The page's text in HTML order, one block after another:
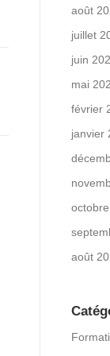
août
juillet
juin
mai
février
janvier
août